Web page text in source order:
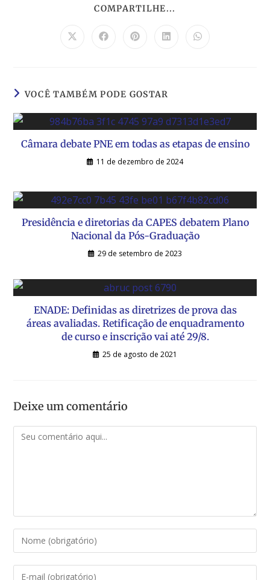
COMPARTILHE...
VOCÊ TAMBÉM PODE GOSTAR
Câmara debate PNE em todas as etapas de ensino
11 de dezembro de 2024
Presidência e diretorias da CAPES debatem Plano
Nacional da Pós-Graduação
29 de setembro de 2023
ENADE: Definidas as diretrizes de prova das
áreas avaliadas. Retificação de enquadramento
de curso e inscrição vai até 29/8.
25 de agosto de 2021
Deixe um comentário